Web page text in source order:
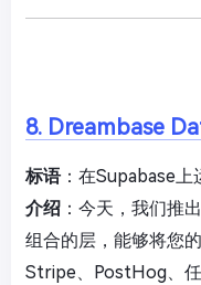
8. Dreambase
标语：在Supabase上
介绍 ：今天，我们推
组合的层，能够将您
Stripe、PostHog、